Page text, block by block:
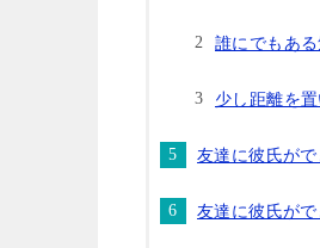
誰にでもあ
少し距離を
友達に彼氏が
友達に彼氏が